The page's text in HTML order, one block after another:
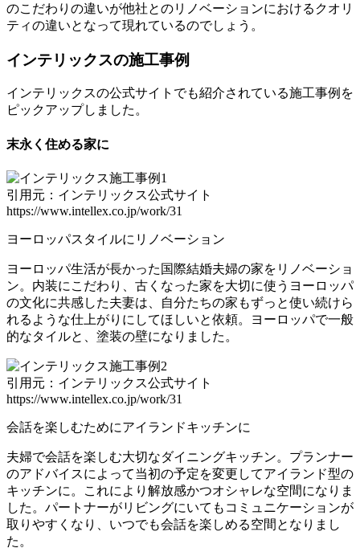
のこだわりの違いが他社とのリノベーションにおけるクオリ
ティの違いとなって現れているのでしょう。
インテリックスの施工事例
インテリックスの公式サイトでも紹介されている施工事例を
ピックアップしました。
末永く住める家に
引用元：インテリックス公式サイト
https://www.intellex.co.jp/work/31
ヨーロッパスタイルにリノベーション
ヨーロッパ生活が長かった国際結婚夫婦の家をリノベーショ
ン。内装にこだわり、古くなった家を大切に使うヨーロッパ
の文化に共感した夫妻は、自分たちの家もずっと使い続けら
れるような仕上がりにしてほしいと依頼。ヨーロッパで一般
的なタイルと、塗装の壁になりました。
引用元：インテリックス公式サイト
https://www.intellex.co.jp/work/31
会話を楽しむためにアイランドキッチンに
夫婦で会話を楽しむ大切なダイニングキッチン。プランナー
のアドバイスによって当初の予定を変更してアイランド型の
キッチンに。これにより解放感かつオシャレな空間になりま
した。パートナーがリビングにいてもコミュニケーションが
取りやすくなり、いつでも会話を楽しめる空間となりまし
た。